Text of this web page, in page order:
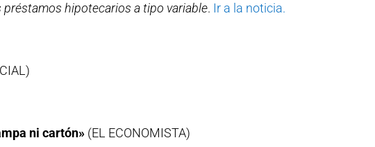
hipotecarios a tipo variable. Ir a la noticia.
ni cartón» (EL ECONOMISTA)